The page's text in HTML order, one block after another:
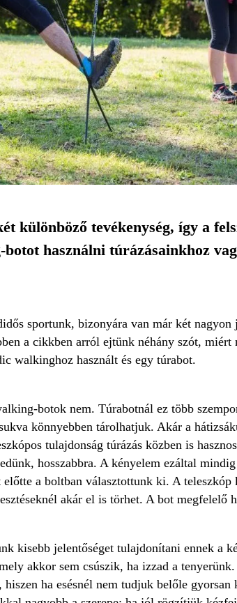
különböző tevékenység, így a
használni túrázásainkhoz
sportunk, bizonyára van már két
a cikkben arról ejtünk néhány szót, miért
walkinghoz használt és egy túrabot.
botok nem. Túrabotnál ez több
könnyebben tárolhatjuk. Akár a
tulajdonság túrázás közben is
hosszabbra. A kényelem ezáltal
a boltban választottunk ki. A
akár el is törhet. A bot megfelelő
kisebb jelentőséget tulajdonítani ennek a
akkor sem csúszik, ha izzad a
ha esésnél nem tudjuk belőle